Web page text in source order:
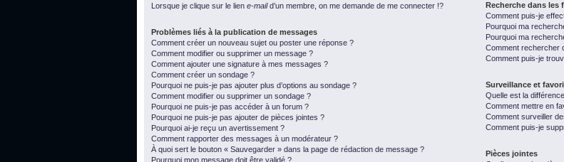
Lorsque je clique sur le lien e-maild’un membre, on me demande de me connecter !?
Problèmes liés à la publication de messages
Comment créer un nouveau sujet ou poster une réponse ?
Comment modifier ou supprimer un message ?
Comment ajouter une signature à mes messages ?
Comment créer un sondage ?
Pourquoi ne puis-je pas ajouter plus d’options au sondage ?
Comment modifier ou supprimer un sondage ?
Pourquoi ne puis-je pas accéder à un forum ?
Pourquoi ne puis-je pas ajouter de pièces jointes ?
Pourquoi ai-je reçu un avertissement ?
Comment rapporter des messages à un modérateur ?
À quoi sert le bouton « Sauvegarder » dans la page de rédaction de message ?
Pourquoi mon message doit être validé ?
Recherche dans les
Comment puis-je
Pourquoi ma
Pourquoi ma
Comment rechercher
Comment puis-je
Surveillance et
Quelle est la
Comment mettre en
Comment surveiller
Comment puis-je
Pièces jointes